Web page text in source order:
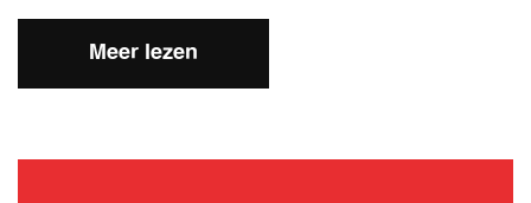
Meer lezen